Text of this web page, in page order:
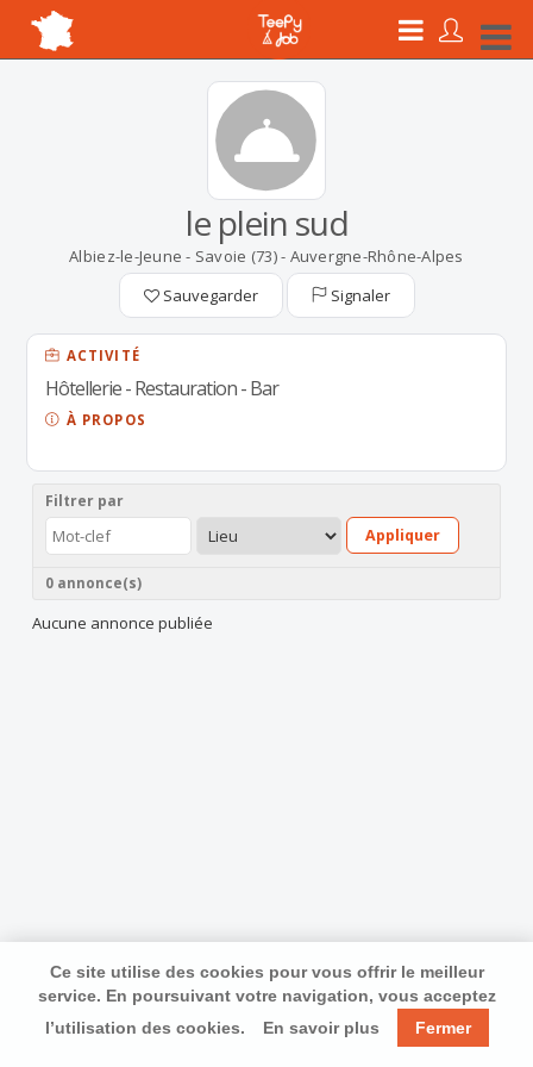
le plein sud
Albiez-le-Jeune - Savoie (73) - Auvergne-Rhône-Alpes
Sauvegarder
Signaler
ACTIVITÉ
Hôtellerie - Restauration - Bar
À PROPOS
Filtrer par
Appliquer
0 annonce(s)
Aucune annonce publiée
Ce site utilise des cookies pour vous offrir le meilleur
service. En poursuivant votre navigation, vous acceptez
l’utilisation des cookies.
En savoir plus Fermer